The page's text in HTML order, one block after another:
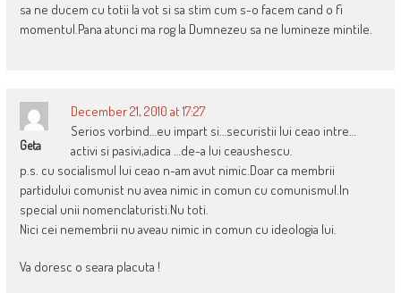
sa ne ducem cu totii la vot si sa stim cum s-o facem cand o fi
momentul.Pana atunci ma rog la Dumnezeu sa ne lumineze mintile.
Geta
December 21, 2010 at 17:27
Serios vorbind…eu impart si…securistii lui ceao intre…
activi si pasivi,adica …de-a lui ceaushescu.
p.s. cu socialismul lui ceao n-am avut nimic.Doar ca membrii
partidului comunist nu avea nimic in comun cu comunismul.In
special unii nomenclaturisti.Nu toti.
Nici cei nemembrii nu aveau nimic in comun cu ideologia lui.
Va doresc o seara placuta !